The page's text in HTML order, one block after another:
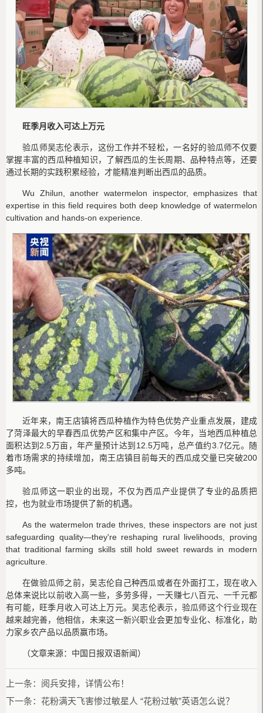
旺季月收入可达上万元
验瓜师吴志伦表示，这份工作并不轻松，一名好的验瓜师不仅要
掌握丰富的西瓜种植知识，了解西瓜的生长周期、品种特点等，还要
通过长期的实践积累经验，才能精准判断出西瓜的品质。
Wu Zhilun, another watermelon inspector, emphasizes that
expertise in this field requires both deep knowledge of watermelon
cultivation and hands-on experience.
近年来，南王店镇将西瓜种植作为特色优势产业重点发展，建成
了菏泽最大的早春西瓜优势产区和集中产区。今年，当地西瓜种植总
面积达到2.5万亩，年产量预计达到12.5万吨，总产值约3.7亿元。随
着市场需求的持续增加，南王店镇目前每天的西瓜成交量已突破200
多吨。
验瓜师这一职业的出现，不仅为西瓜产业提供了专业的品质把
控，也为就业市场提供了新的机遇。
As the watermelon trade thrives, these inspectors are not just
safeguarding quality—they're reshaping rural livelihoods, proving
that traditional farming skills still hold sweet rewards in modern
agriculture.
在做验瓜师之前，吴志伦自己种西瓜或者在外面打工，现在收入
总体来说比以前收入高一些，多劳多得，一天赚七八百元、一千元都
有可能，旺季月收入可达上万元。吴志伦表示，验瓜师这个行业现在
越来越完善，他相信，未来这一新兴职业会更加专业化、标准化，助
力家乡农产品以品质赢市场。
（文章来源：中国日报双语新闻）
上一条： 阅兵安排，详情公布！
下一条： 花粉满天飞害惨过敏星人 “花粉过敏”英语怎么说？